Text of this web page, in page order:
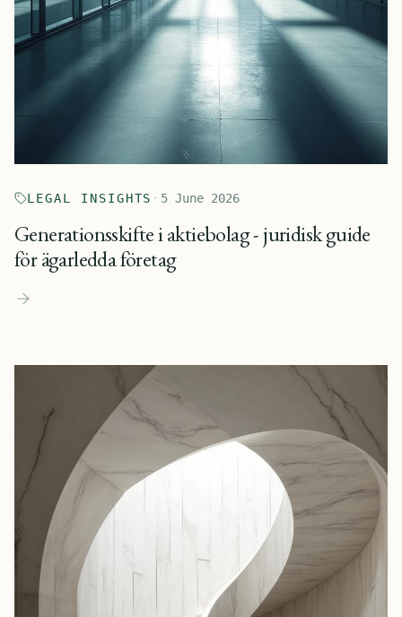
LEGAL INSIGHTS · 5 June 2026
Generationsskifte i aktiebolag - juridisk guide
för ägarledda företag